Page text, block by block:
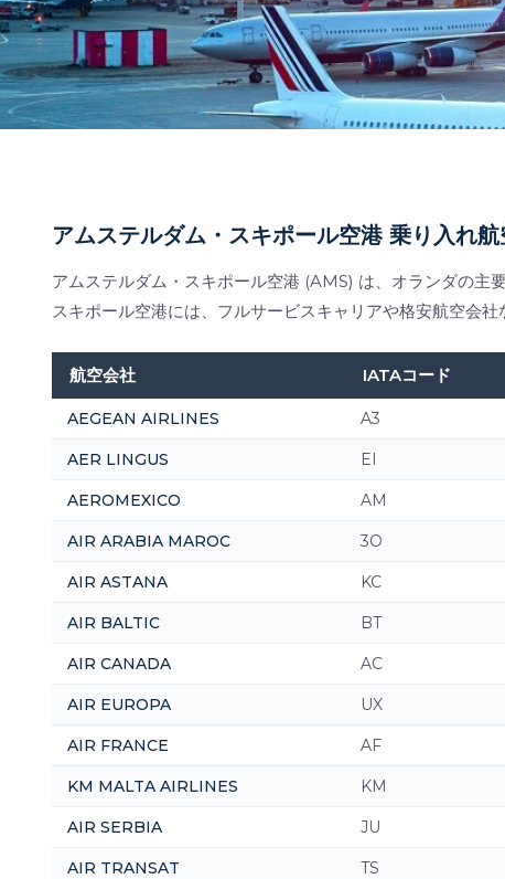
アムステルダム・スキポール空港 乗り入れ
アムステルダム・スキポール空港 (AMS) は、オランダの主
スキポール空港には、フルサービスキャリアや格安航空会社
航空会社 IATAコード
AEGEAN AIRLINES A3
AER LINGUS EI
AEROMEXICO AM
AIR ARABIA MAROC 3O
AIR ASTANA KC
AIR BALTIC BT
AIR CANADA AC
AIR EUROPA UX
AIR FRANCE AF
KM MALTA AIRLINES KM
AIR SERBIA JU
AIR TRANSAT TS